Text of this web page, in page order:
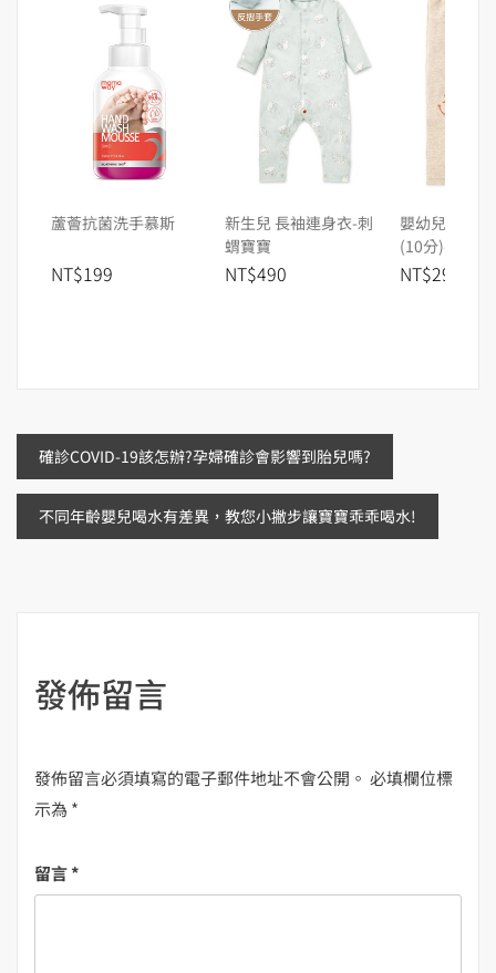
蘆薈抗菌洗手慕斯
NT$199
新生兒 長袖連身衣-刺
蝟寶寶
NT$490
嬰幼兒Q彈棉
(10分)-笑臉
NT$290
文
章
確診COVID-19該怎辦?孕婦確診會影響到胎兒嗎?
不同年齡嬰兒喝水有差異，教您小撇步讓寶寶乖乖喝水!
發佈留言
發佈留言必須填寫的電子郵件地址不會公開。 必填欄位標
示為 *
留言*